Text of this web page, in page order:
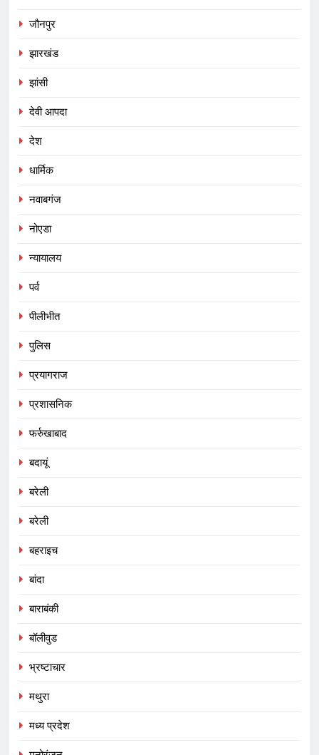
जौनपुर
झारखंड
झांसी
देवी आपदा
देश
धार्मिक
नवाबगंज
नोएडा
न्यायालय
पर्व
पीलीभीत
पुलिस
प्रयागराज
प्रशासनिक
फर्रुखाबाद
बदायूं
बरेली
बरेली
बहराइच
बांदा
बाराबंकी
बॉलीवुड
भ्रष्टाचार
मथुरा
मध्य प्रदेश